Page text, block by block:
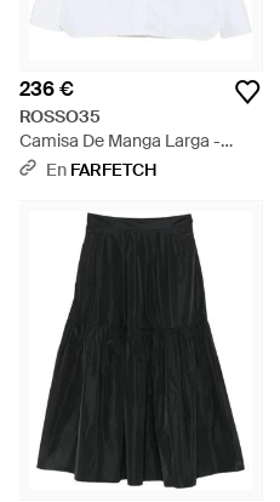
236 €
ROSSO35
Camisa De Manga Larga -
Blanco
En FARFETCH